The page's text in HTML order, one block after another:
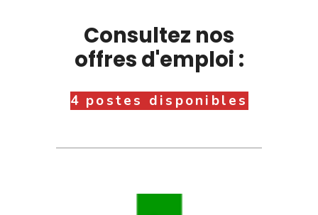
Consultez nos
offres d'emploi :
4 postes disponibles